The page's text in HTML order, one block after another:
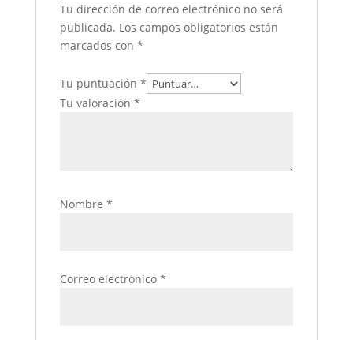
Tu dirección de correo electrónico no será
publicada. Los campos obligatorios están
marcados con *
Tu puntuación *
Tu valoración *
Nombre *
Correo electrónico *